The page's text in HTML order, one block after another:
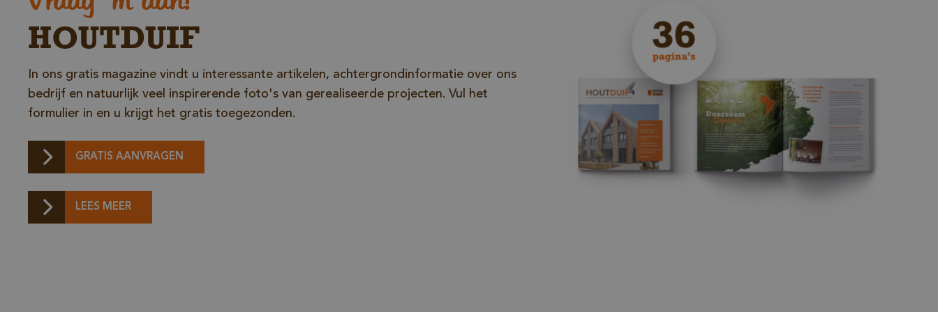
HOUTDUIF
In ons gratis magazine vindt u interessante artikelen, achtergrondinformatie over ons
bedrijf en natuurlijk veel inspirerende foto's van gerealiseerde projecten. Vul het
formulier in en u krijgt het gratis toegezonden.
GRATIS AANVRAGEN
LEES MEER
gebruiker formulieren en
gegevensverzoeken op de
website kan indienen.
_sweetSessionId www.vandenberghardhout.com
VISITOR_PRIVACY_METADATA
Deze cookie wordt
gebruikt om de
toestemming van de
gebruiker en